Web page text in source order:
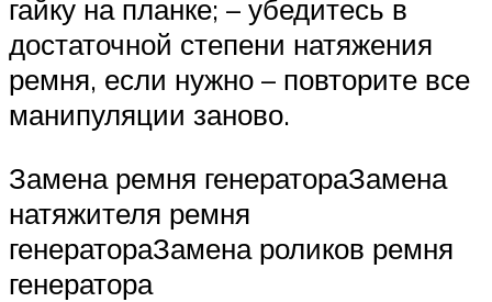
гайку на планке; – убедитесь в
достаточной степени натяжения
ремня, если нужно – повторите все
манипуляции заново.
Замена ремня генератораЗамена
натяжителя ремня
генератораЗамена роликов ремня
генератора